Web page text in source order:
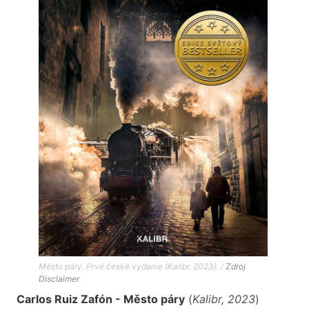
Město páry. Prvé české vydanie (Kalibr, 2023). /Zdroj
Disclaimer
Carlos Ruiz Zafón - Město páry (Kalibr, 2023)